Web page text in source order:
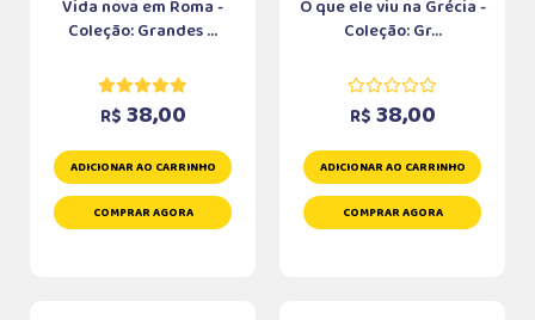
Vida nova em Roma -
Coleção: Grandes ...
R$ 38,00
ADICIONAR AO CARRINHO
COMPRAR AGORA
O que ele viu na Grécia -
Coleção: Gr...
R$ 38,00
ADICIONAR AO CARRINHO
COMPRAR AGORA